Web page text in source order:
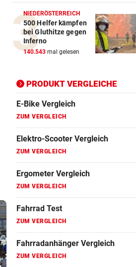
NIEDERÖSTERREICH
500 Helfer kämpfen
bei Gluthitze gegen
Inferno
140.543 mal gelesen
PRODUKT VERGLEICHE
ZUM VERGLEICH
Elektro-Scooter Vergleich
ZUM VERGLEICH
ZUM VERGLEICH
Fahrrad Test
ZUM VERGLEICH
Fahrradanhänger Vergleich
ZUM VERGLEICH
Faszienrolle Vergleich
ZUM VERGLEICH
Hoverboard Vergleich
ZUM VERGLEICH
Kinderfahrrad Vergleich
ZUM VERGLEICH